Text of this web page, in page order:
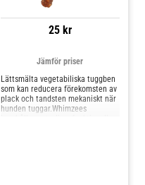
25 kr
Jämför priser
Lättsmälta vegetabiliska tuggben
som kan reducera förekomsten av
plack och tandsten mekaniskt när
hunden tuggar.Whimzees